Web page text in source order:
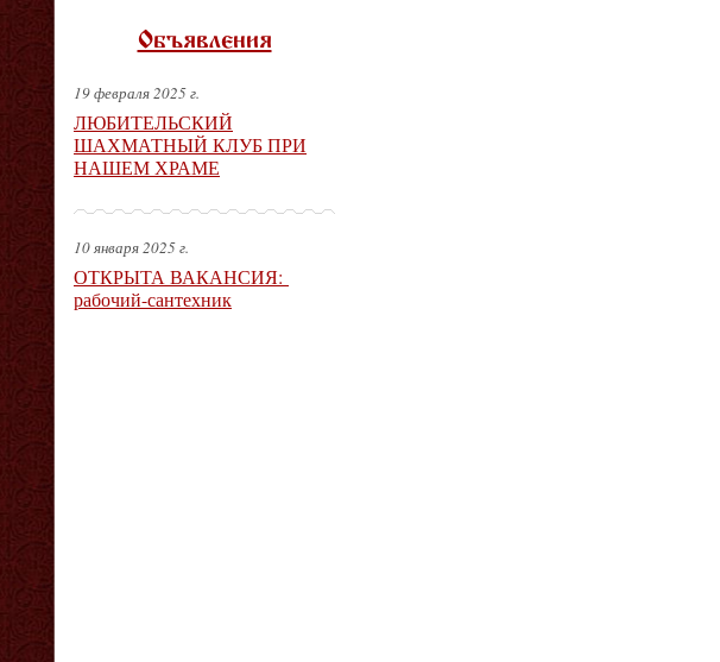
Объявления
19 февраля 2025 г.
ЛЮБИТЕЛЬСКИЙ
ШАХМАТНЫЙ КЛУБ ПРИ
НАШЕМ ХРАМЕ
10 января 2025 г.
ОТКРЫТА ВАКАНСИЯ:
рабочий-сантехник